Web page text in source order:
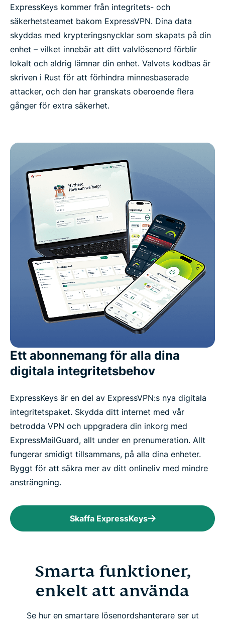
ExpressKeys kommer från integritets- och
säkerhetsteamet bakom ExpressVPN. Dina data
skyddas med krypteringsnycklar som skapats på din
enhet – vilket innebär att ditt valvlösenord förblir
lokalt och aldrig lämnar din enhet. Valvets kodbas är
skriven i Rust för att förhindra minnesbaserade
attacker, och den har granskats oberoende flera
gånger för extra säkerhet.
Ett abonnemang för alla dina
digitala integritetsbehov
ExpressKeys är en del av ExpressVPN:s nya digitala
integritetspaket. Skydda ditt internet med vår
betrodda VPN och uppgradera din inkorg med
ExpressMailGuard, allt under en prenumeration. Allt
fungerar smidigt tillsammans, på alla dina enheter.
Byggt för att säkra mer av ditt onlineliv med mindre
ansträngning.
Skaffa ExpressKeys
Smarta funktioner,
enkelt att använda
Se hur en smartare lösenordshanterare ser ut